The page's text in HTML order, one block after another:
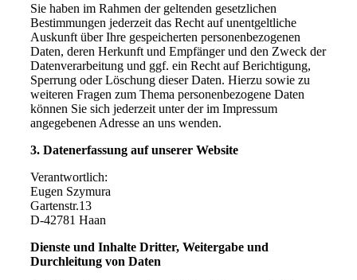
Sie haben im Rahmen der geltenden gesetzlichen
Bestimmungen jederzeit das Recht auf unentgeltliche
Auskunft über Ihre gespeicherten personenbezogenen
Daten, deren Herkunft und Empfänger und den Zweck der
Datenverarbeitung und ggf. ein Recht auf Berichtigung,
Sperrung oder Löschung dieser Daten. Hierzu sowie zu
weiteren Fragen zum Thema personenbezogene Daten
können Sie sich jederzeit unter der im Impressum
angegebenen Adresse an uns wenden.
3. Datenerfassung auf unserer Website
Verantwortlich:
Eugen Szymura
Gartenstr.13
D-42781 Haan
Dienste und Inhalte Dritter, Weitergabe und
Durchleitung von Daten